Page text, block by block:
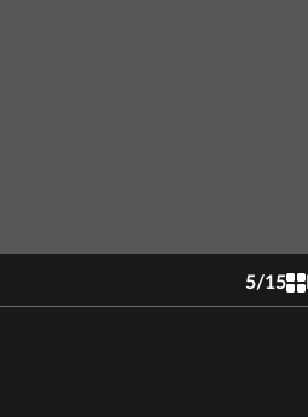
5/15